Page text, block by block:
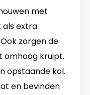
met
als extra
zorgen de
omhoog kruipt.
opstaande kol.
en bevinden